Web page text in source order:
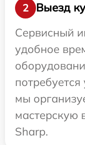
2
Выезд
Сервисный
удобное
мы
мастерскую
Sharp.